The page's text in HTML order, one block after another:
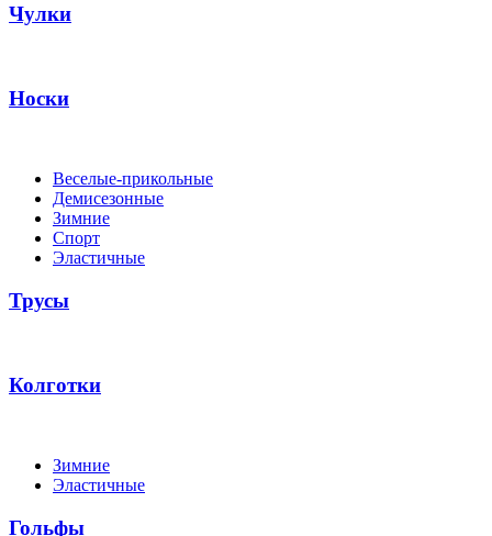
Чулки
Носки
Веселые-прикольные
Демисезонные
Зимние
Спорт
Эластичные
Трусы
Колготки
Зимние
Эластичные
Гольфы